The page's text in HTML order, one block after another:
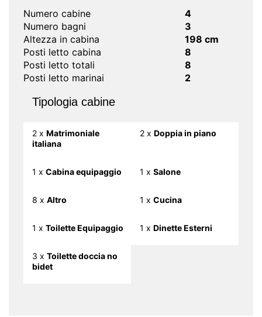
Numero cabine
4
Numero bagni
3
Altezza in cabina
198 cm
Posti letto cabina
8
Posti letto totali
8
Posti letto marinai
2
Tipologia cabine
2 x Matrimoniale
italiana
2 x Doppia in piano
1 x Cabina equipaggio 1 x Salone
8 x Altro 1 x Cucina
1 x Toilette Equipaggio 1 x Dinette Esterni
3 x Toilette doccia no
bidet